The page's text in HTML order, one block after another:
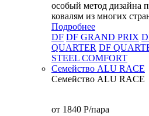
особый метод дизайна
ковалям из многих
Подробнее
DF DF GRAND PRIX
QUARTER DF
STEEL COMFORT
Семейство ALU RACE
Семейство ALU RACE
от 1840 P/пара